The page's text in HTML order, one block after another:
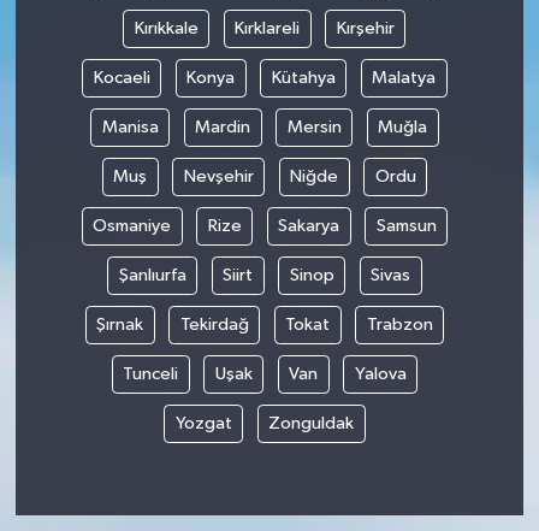
Kırıkkale Kırklareli Kırşehir
Kocaeli Konya Kütahya Malatya
Manisa Mardin Mersin Muğla
Muş Nevşehir Niğde Ordu
Osmaniye Rize Sakarya Samsun
Şanlıurfa Siirt Sinop Sivas
Şırnak Tekirdağ Tokat Trabzon
Tunceli Uşak Van Yalova
Yozgat Zonguldak